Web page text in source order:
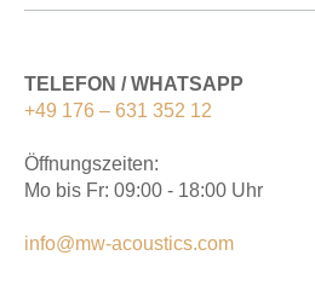
TELEFON / WHATSAPP
+49 176 – 631 352 12
Öffnungszeiten:
Mo bis Fr: 09:00 - 18:00 Uhr
info@mw-acoustics.com